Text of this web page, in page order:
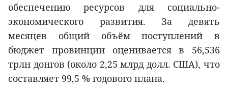
обеспечению ресурсов для социально-
экономического развития. За девять
месяцев общий объём поступлений в
бюджет провинции оценивается в 56,536
трлн донгов (около 2,25 млрд долл. США), что
составляет 99,5 % годового плана.